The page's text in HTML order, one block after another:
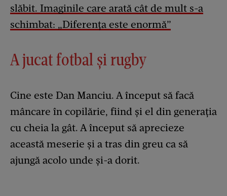
slăbit. Imaginile care arată cât de mult s-a
schimbat: „Diferența este enormă”
A jucat fotbal și rugby
Cine este Dan Manciu. A început să facă
mâncare în copilărie, fiind și el din generația
cu cheia la gât. A început să aprecieze
această meserie și a tras din greu ca să
ajungă acolo unde și-a dorit.